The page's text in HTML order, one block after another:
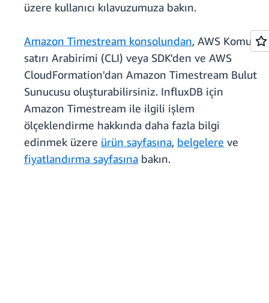
üzere kullanıcı kılavuzumuza bakın.
Amazon Timestream konsolundan, AWS Komut
satırı Arabirimi (CLI) veya SDK'den ve AWS
CloudFormation'dan Amazon Timestream Bulut
Sunucusu oluşturabilirsiniz. InfluxDB için
Amazon Timestream ile ilgili işlem
ölçeklendirme hakkında daha fazla bilgi
edinmek üzere ürün sayfasına, belgelere ve
fiyatlandırma sayfasına bakın.